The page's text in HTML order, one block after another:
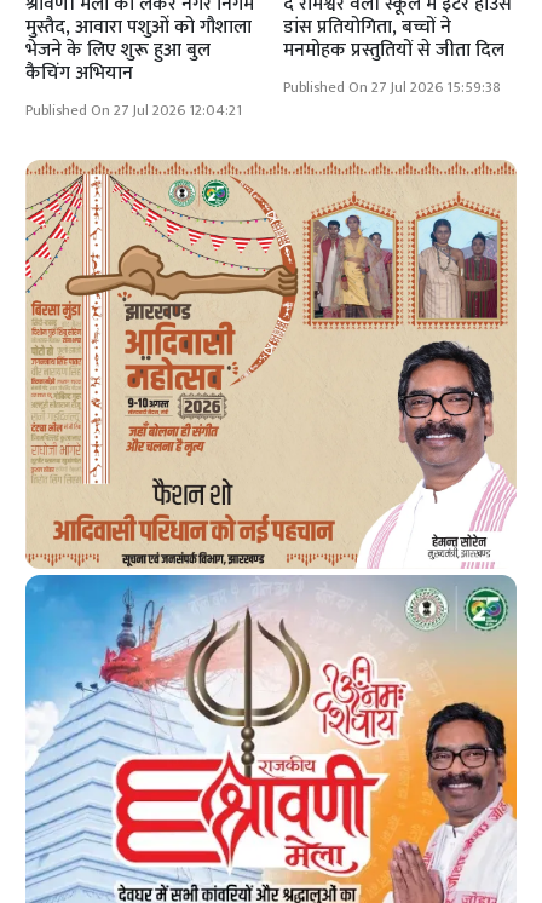
मुस्तैद, आवारा पशुओं को गौशाला
भेजने के लिए शुरू हुआ बुल
कैचिंग अभियान
Published On 27 Jul 2026 12:04:21
डांस प्रतियोगिता, बच्चों ने
मनमोहक प्रस्तुतियों से जीता दिल
Published On 27 Jul 2026 15:59:38